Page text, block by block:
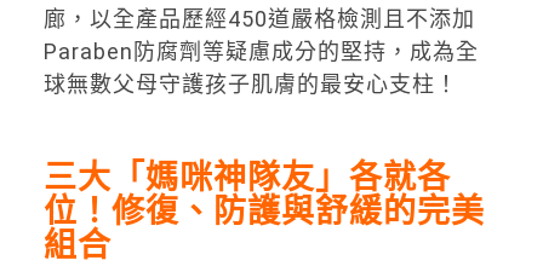
廊，以全產品歷經450道嚴格檢測且不添加
Paraben防腐劑等疑慮成分的堅持，成為全
球無數父母守護孩子肌膚的最安心支柱！
三大「媽咪神隊友」各就各
位！修復、防護與舒緩的完美
組合